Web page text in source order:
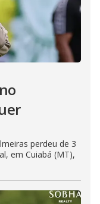
perdeu de 3
em Cuiabá (MT),